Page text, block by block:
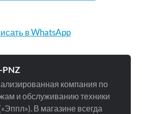
в WhatsApp
компания по
и обслуживанию техники
В магазине всегда